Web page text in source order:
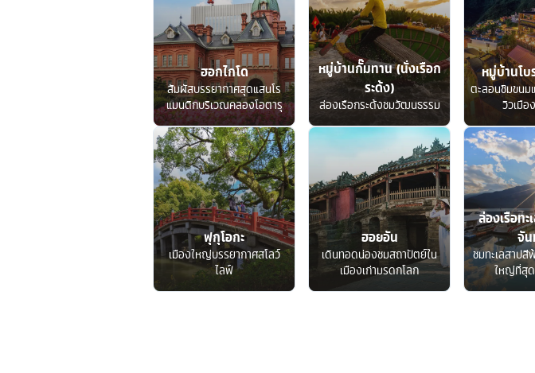
ฮอกไกโด
สัมผัสบรรยากาศสุดแสนโร
แมนติกบริเวณคลองโอตารุ
ฟุกุโอกะ
เมืองใหญ่บรรยากาศสโลว์
ไลฟ์
หมู่บ้านกั๊มทาน (นั่งเรือก
ระด้ง)
ล่องเรือกระด้งชมวัฒนธรรม
ฮอยอัน
เดินทอดน่องชมสถาปัตย์ใน
เมืองเก่ามรดกโลก
หมู่บ้านโ
ตะลอนชิมขนม
วิวเมื
ล่องเรือท
จั
ชมทะเลสาปสี
ใหญ่ที่สุ